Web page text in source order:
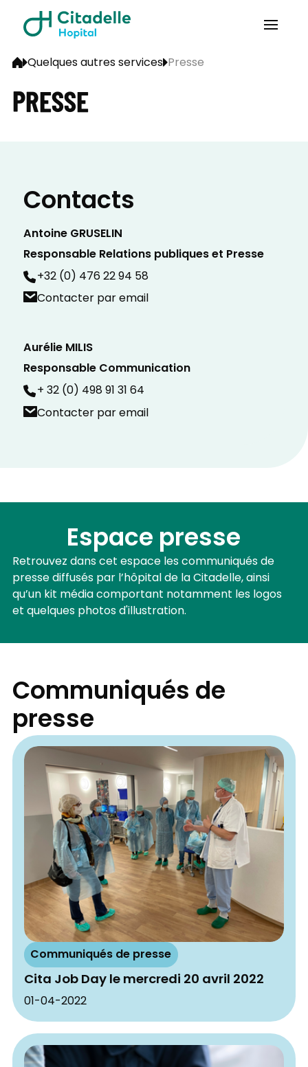
Quelques autres services Presse
PRESSE
Contacts
Antoine GRUSELIN
Responsable Relations publiques et Presse
+32 (0) 476 22 94 58
Contacter par email
Aurélie MILIS
Responsable Communication
+ 32 (0) 498 91 31 64
Contacter par email
Espace presse
Retrouvez dans cet espace les communiqués de
presse diffusés par l’hôpital de la Citadelle, ainsi
qu’un kit média comportant notamment les logos
et quelques photos d'illustration.
Communiqués de
presse
Communiqués de presse
Cita Job Day le mercredi 20 avril 2022
01-04-2022